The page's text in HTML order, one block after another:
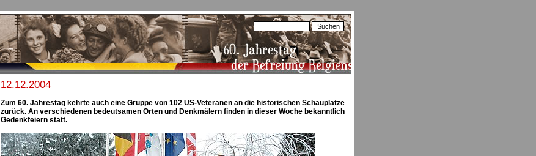
12.12.2004
Zum 60. Jahrestag kehrte auch eine Gruppe von 102 US-Veteranen an die historischen Schauplätze
zurück. An verschiedenen bedeutsamen Orten und Denkmälern finden in dieser Woche bekanntlich
Gedenkfeiern statt.